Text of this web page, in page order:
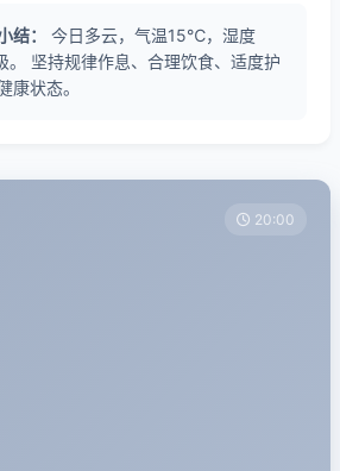
结：
今日多云，气温15℃，湿度
坚持规律作息、合理饮食、适度护
康状态。
20:00